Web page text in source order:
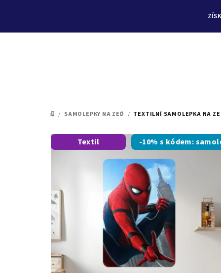
DOMŮ
/ SAMOLEPKY NA ZEĎ / TEXTILNÍ SAMOLEPKA NA
Textil -10% s kódem: